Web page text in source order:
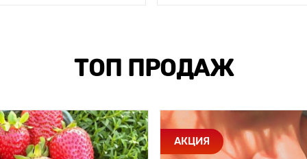
ТОП ПРОДАЖ
АКЦИЯ